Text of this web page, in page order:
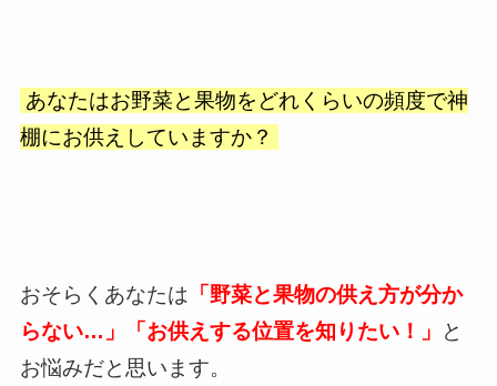
あなたはお野菜と果物をどれくらいの頻度で神
棚にお供えしていますか？
おそらくあなたは 「野菜と果物の供え方が分か
らない…」「お供えする位置を知りたい！」
と
お悩みだと思います。